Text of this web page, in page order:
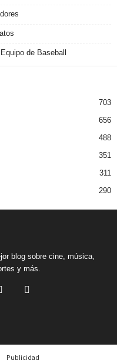
de Baseball
703
656
488
351
311
290
blog sobre cine, música,
y más.
Publicidad